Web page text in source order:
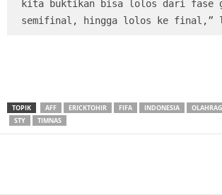
kita buktikan bisa lolos dari fase
semifinal, hingga lolos ke final,”
TOPIK AFF ERICKTOHIR FIFA INDONESIA
STY
TIMNAS